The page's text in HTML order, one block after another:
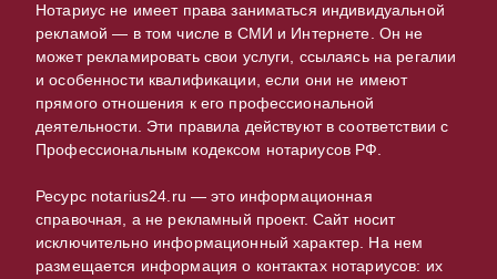
Нотариус не имеет права заниматься индивидуальной
рекламой — в том числе в СМИ и Интернете. Он не
может рекламировать свои услуги, ссылаясь на регалии
и особенности квалификации, если они не имеют
прямого отношения к его профессиональной
деятельности. Эти правила действуют в соответствии с
Профессиональным кодексом нотариусов РФ.
Ресурс notarius24.ru — это информационная
справочная, а не рекламный проект. Сайт носит
исключительно информационный характер. На нем
размещается информация о контактах нотариусов: их